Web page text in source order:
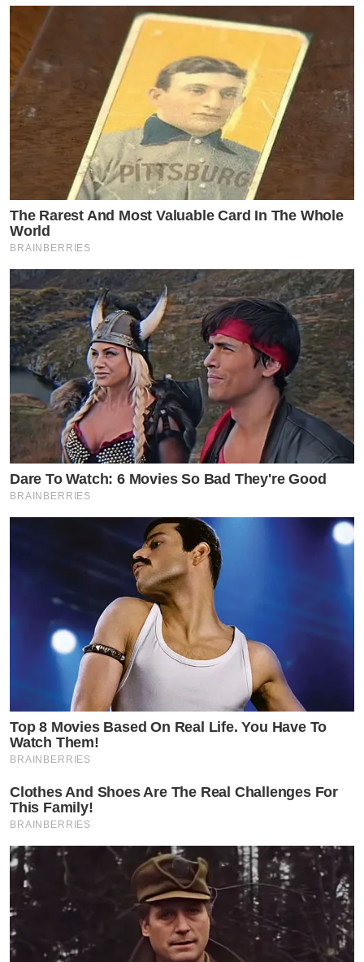
The Rarest And Most Valuable Card In The Whole
World
BRAINBERRIES
Dare To Watch: 6 Movies So Bad They're Good
BRAINBERRIES
Top 8 Movies Based On Real Life. You Have To
Watch Them!
BRAINBERRIES
Clothes And Shoes Are The Real Challenges For
This Family!
BRAINBERRIES